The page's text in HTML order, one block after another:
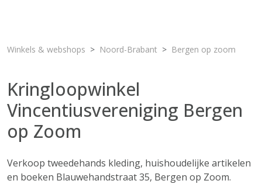
Winkels & webshops Noord-Brabant Bergen op zoom
Kringloopwinkel
Vincentiusvereniging Bergen
op Zoom
Verkoop tweedehands kleding, huishoudelijke artikelen
en boeken Blauwehandstraat 35, Bergen op Zoom.